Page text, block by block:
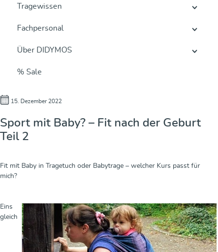
Tragewissen
Fachpersonal
Über DIDYMOS
% Sale
15. Dezember 2022
Sport mit Baby? – Fit nach der Geburt
Teil 2
Fit mit Baby in Tragetuch oder Babytrage – welcher Kurs passt für
mich?
Eins
gleich